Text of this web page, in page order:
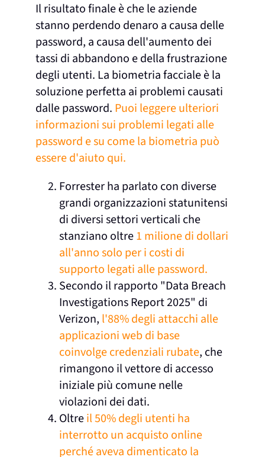
Il risultato finale è che le aziende
stanno perdendo denaro a causa delle
password, a causa dell'aumento dei
tassi di abbandono e della frustrazione
degli utenti. La biometria facciale è la
soluzione perfetta ai problemi causati
dalle password. Puoi leggere ulteriori
informazioni sui problemi legati alle
password e su come la biometria può
essere d'aiuto qui.
Forrester ha parlato con diverse
grandi organizzazioni statunitensi
di diversi settori verticali che
stanziano oltre1 milione di dollari
all'anno solo per i costi di
supporto legati alle password.
Secondo il rapporto "Data Breach
Investigations Report 2025" di
Verizon, l'88% degli attacchi alle
applicazioni web di base
coinvolge credenziali rubate, che
rimangono il vettore di accesso
iniziale più comune nelle
violazioni dei dati.
Oltreil 50% degli utenti ha
interrotto un acquisto online
perché aveva dimenticato la